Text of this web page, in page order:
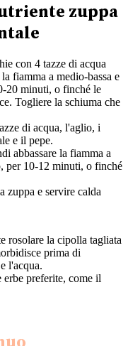
zuppa
con 4 tazze di acqua
fiamma a medio-bassa e
20 minuti, o finché le
Togliere la schiuma che
di acqua, l'aglio, i
e il pepe.
abbassare la fiamma a
per 10-12 minuti, o finché
zuppa e servire calda
rosolare la cipolla tagliata
prima di
l'acqua.
erbe preferite, come il